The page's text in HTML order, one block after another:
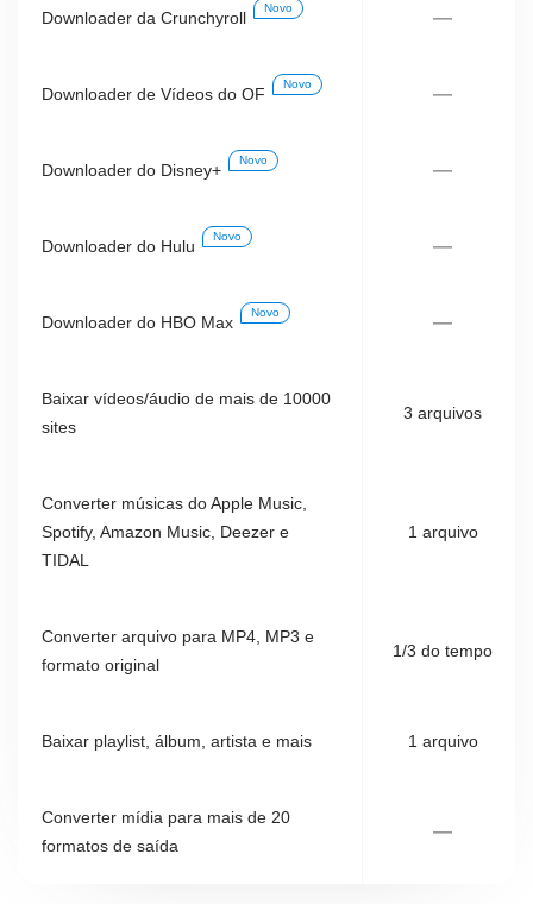
Downloader da Crunchyroll
Novo —
Downloader de Vídeos do OF
Novo —
Downloader do Disney+
Novo —
Downloader do Hulu
Novo —
Downloader do HBO Max
Novo —
Baixar vídeos/áudio de mais de 10000
sites
3 arquivos
Converter músicas do Apple Music,
Spotify, Amazon Music, Deezer e
TIDAL
1 arquivo
Converter arquivo para MP4, MP3 e
formato original
1/3 do tempo
Baixar playlist, álbum, artista e mais 1 arquivo
Converter mídia para mais de 20
formatos de saída
—